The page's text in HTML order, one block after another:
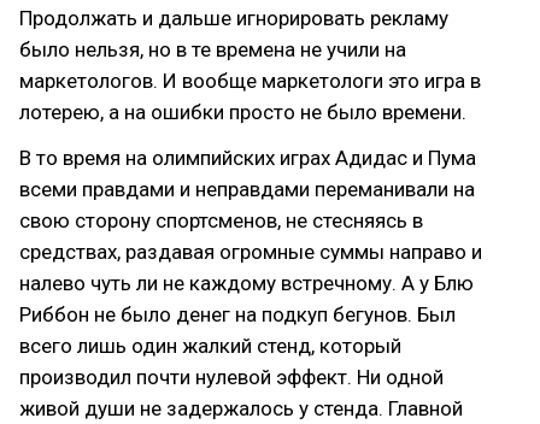
Продолжать и дальше игнорировать рекламу
было нельзя, но в те времена не учили на
маркетологов. И вообще маркетологи это игра в
лотерею, а на ошибки просто не было времени.
В то время на олимпийских играх Адидас и Пума
всеми правдами и неправдами переманивали на
свою сторону спортсменов, не стесняясь в
средствах, раздавая огромные суммы направо и
налево чуть ли не каждому встречному. А у Блю
Риббон не было денег на подкуп бегунов. Был
всего лишь один жалкий стенд, который
производил почти нулевой эффект. Ни одной
живой души не задержалось у стенда. Главной